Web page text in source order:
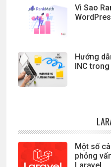
Vì Sao
Hướng
INC
Một số
phỏng